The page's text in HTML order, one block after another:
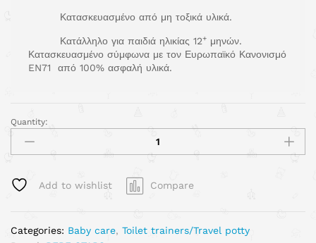
Κατασκευασμένο από μη τοξικά υλικά.
Κατάλληλο για παιδιά ηλικίας 12+ μηνών.
Κατασκευασμένο σύμφωνα με τον Ευρωπαϊκό Κανονισμό
EN71 από 100% ασφαλή υλικά.
Quantity:
Add to wishlist Compare
Categories: Baby care, Toilet trainers/Travel potty